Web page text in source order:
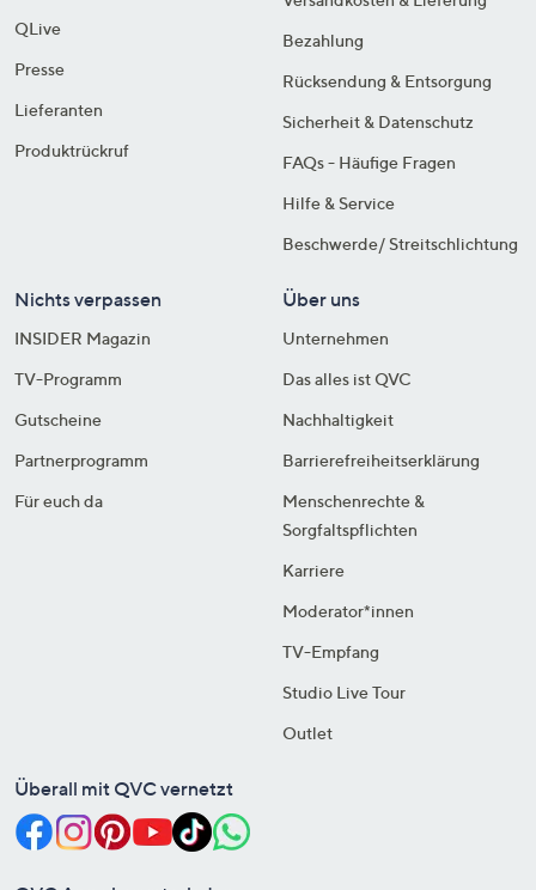
QLive
Presse
Lieferanten
Produktrückruf
Bezahlung
Rücksendung & Entsorgung
Sicherheit & Datenschutz
FAQs - Häufige Fragen
Hilfe & Service
Beschwerde/ Streitschlichtung
Nichts verpassen
INSIDER Magazin
TV-Programm
Gutscheine
Partnerprogramm
Für euch da
Über uns
Unternehmen
Das alles ist QVC
Nachhaltigkeit
Barrierefreiheitserklärung
Menschenrechte &
Sorgfaltspflichten
Karriere
Moderator*innen
TV-Empfang
Studio Live Tour
Outlet
Überall mit QVC vernetzt